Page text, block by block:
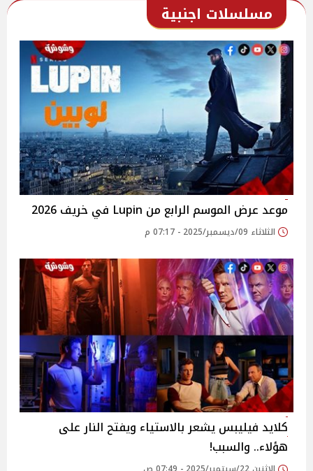
مسلسلات اجنبية
موعد عرض الموسم الرابع من Lupin في خريف 2026
الثلاثاء 09/ديسمبر/2025 - 07:17 م
كلايد فيليبس يشعر بالاستياء ويفتح النار على
هؤلاء.. والسبب!